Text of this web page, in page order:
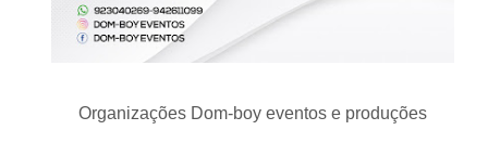
Organizações Dom-boy eventos e produções